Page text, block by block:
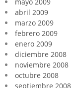
abril 2009
marzo 2009
febrero 2009
enero 2009
diciembre 2008
noviembre 2008
octubre 2008
septiembre 2008